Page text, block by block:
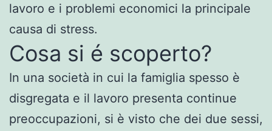
lavoro e i problemi economici la principale
causa di stress.
Cosa si é scoperto?
In una società in cui la famiglia spesso è
disgregata e il lavoro presenta continue
preoccupazioni, si è visto che dei due sessi,